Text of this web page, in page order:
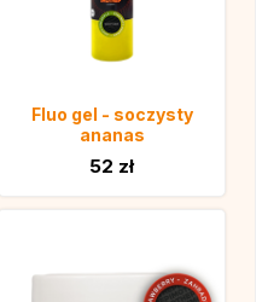
Fluo gel - soczysty
ananas
52 zł